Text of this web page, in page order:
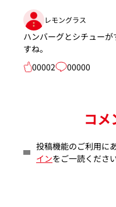
レモングラス
ハンバーグとシチュー
すね。
00002
00000
コメ
投稿機能のご利用に
インをご一読ください